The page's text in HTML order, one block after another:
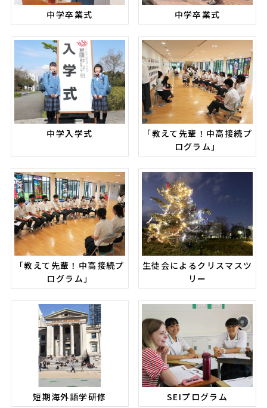
中学卒業式 中学卒業式
中学入学式
「教えて先輩！中高接続プ
ログラム」
「教えて先輩！中高接続プ
ログラム」
生徒会によるクリスマスツ
リー
短期海外語学研修 SEIプログラム